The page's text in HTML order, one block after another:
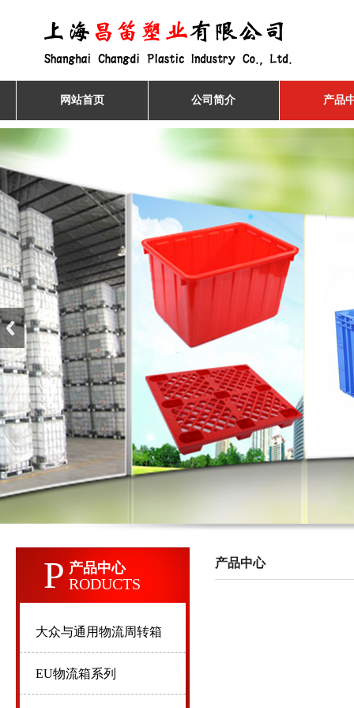
网站首页 公司简介 产品
P 产品中心
RODUCTS
大众与通用物流周转箱
EU物流箱系列
产品中心